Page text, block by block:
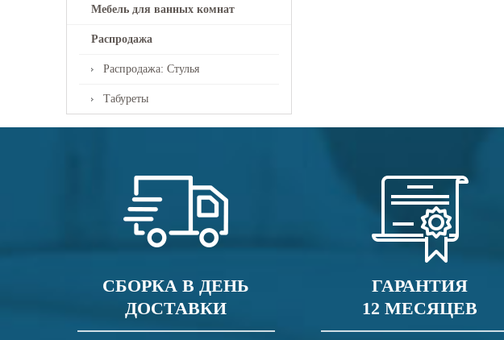
Мебель для ванных комнат
Распродажа
Распродажа: Стулья
Табуреты
СБОРКА В ДЕНЬ
ДОСТАВКИ
ГАРАНТИЯ
12 МЕСЯЦЕВ